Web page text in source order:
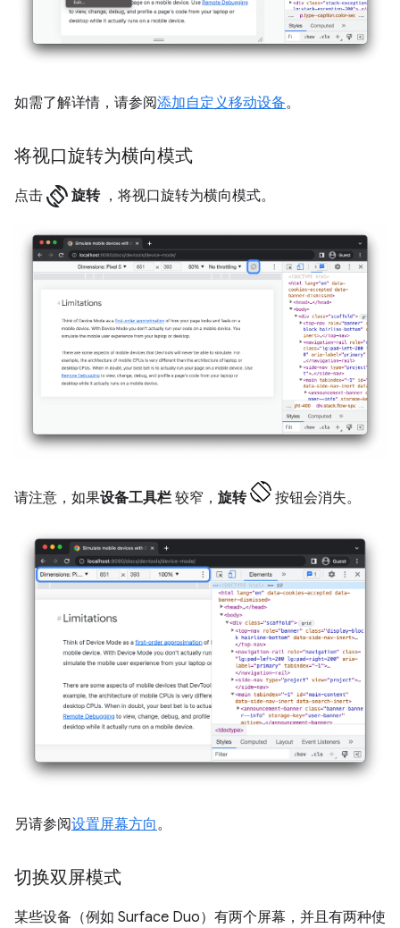
如需了解详情，请参阅添加自定义移动设备。
将视口旋转为横向模式
点击 screen_rotation 旋转，将视口旋转为横向模式。
请注意，如果设备工具栏 较窄， 旋转 按钮会消失。
另请参阅设置屏幕方向。
切换双屏模式
某些设备（例如 Surface Duo）有两个屏幕，并且有两种使